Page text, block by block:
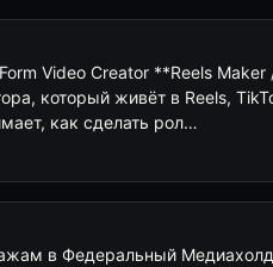
Video Creator **Reels
который живёт в Reels,
как сделать рол…
в Федеральный